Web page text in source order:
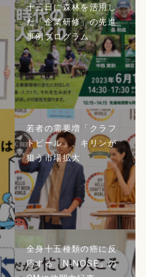
十三日に森林を活用し
た「企業研修」の先進
事例プログラム
若者の需要増「クラフ
トビール」、キリンが
狙う市場拡大
全身十五種類の癌に反
応する『N-NOSE』の